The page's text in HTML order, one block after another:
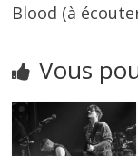
Blood (à
Vous